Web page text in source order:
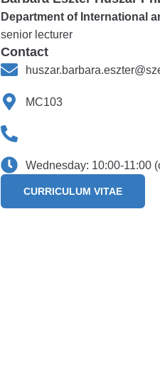
Department of International
senior lecturer
Contact
MC103
Wednesday: 10:00-11:00
CURRICULUM VITAE